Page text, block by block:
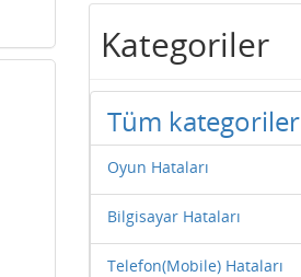
Kategoriler
Tüm kategoriler
Oyun Hataları
Bilgisayar Hataları
Telefon(Mobile) Hataları